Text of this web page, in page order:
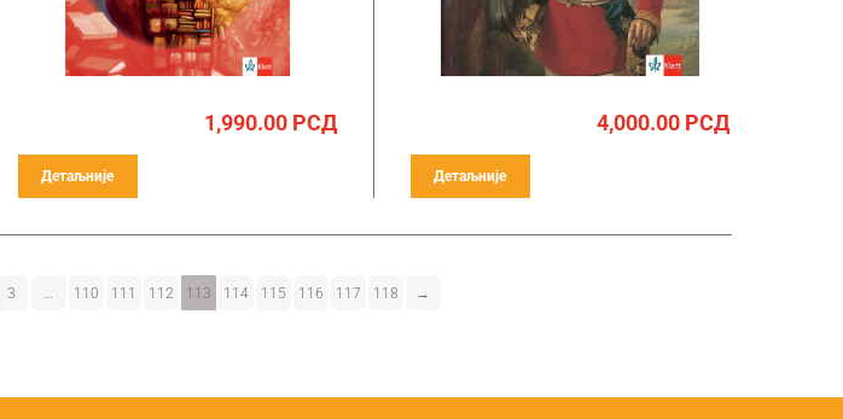
1,990.00РСД
Детаљније
4,000.00РСД
Детаљније
3 … 110 111 112 113 114 115 116 117 118 →